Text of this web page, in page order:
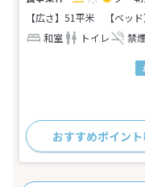
【広さ】51平米
【ベッ
和室
トイレ 禁煙
おすすめポイント